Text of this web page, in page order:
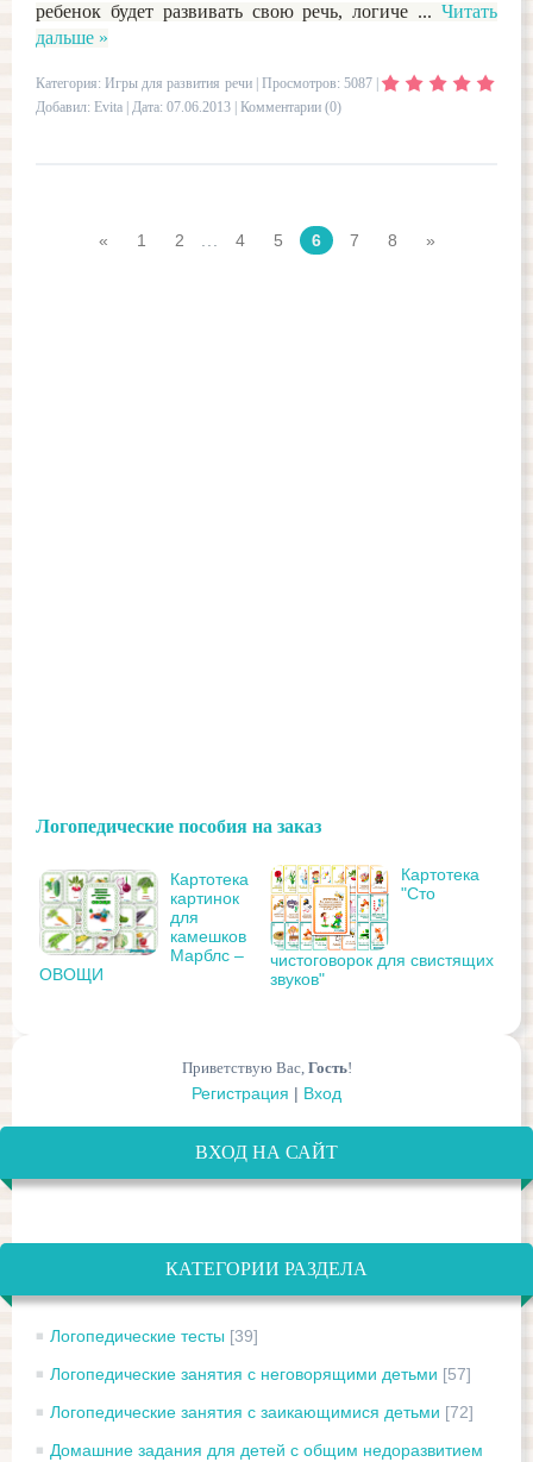
ребенок будет развивать свою речь, логиче ...Читать
дальше »
Категория:Игры для развития речи| Просмотров: 5087 |
Добавил: Evita | Дата: 07.06.2013 Комментарии (0)
« 1 2 4 5 6 7 8 »
Логопедические пособия на заказ
Картотека
картинок
для
камешков
Марблс –
ОВОЩИ
Картотека
"Сто
чистоговорок для свистящих
звуков"
Приветствую Вас, Гость!
Регистрация | Вход
ВХОД НА САЙТ
КАТЕГОРИИ РАЗДЕЛА
Логопедические тесты [39]
Логопедические занятия с неговорящими детьми [57]
Логопедические занятия с заикающимися детьми [72]
Домашние задания для детей с общим недоразвитием